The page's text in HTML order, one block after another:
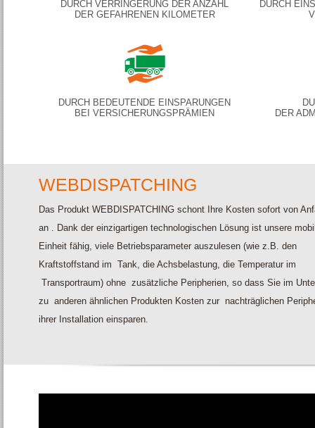
DURCH VERRINGERUNG DER ANZAHL
DER GEFAHRENEN KILOMETER
DURCH
DURCH BEDEUTENDE EINSPARUNGEN
BEI VERSICHERUNGSPRÄMIEN
DER
WEBDISPATCHING
Das Produkt WEBDISPATCHING schont Ihre Kosten sofort von
an . Dank der einzigartigen technologischen Lösung ist unsere
Einheit fähig, viele Betriebsparameter auszulesen (wie z.B. den
Kraftstoffstand im Tank, die Achsbelastung, die Temperatur im
Transportraum) ohne zusätzliche Peripherien, so dass Sie im
zu anderen ähnlichen Produkten Kosten zur nachträglichen
ihrer Installation einsparen.